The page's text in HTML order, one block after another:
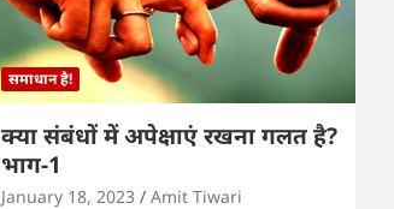
समाधान है!
क्या संबंधों में अपेक्षाएं रखना गलत है?
भाग-1
January 18, 2023 Amit Tiwari